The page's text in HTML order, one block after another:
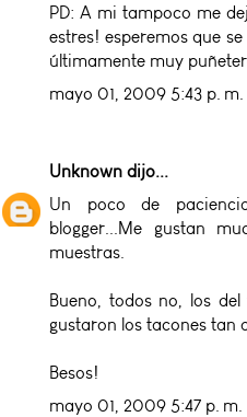
PD: A mi tampoco me
estres! esperemos que
últimamente muy
mayo 01, 2009 5:43 p. m.
Unknown dijo...
Un poco de
blogger...Me gustan
muestras.
Bueno, todos no, los
gustaron los tacones tan
Besos!
mayo 01, 2009 5:47 p. m.